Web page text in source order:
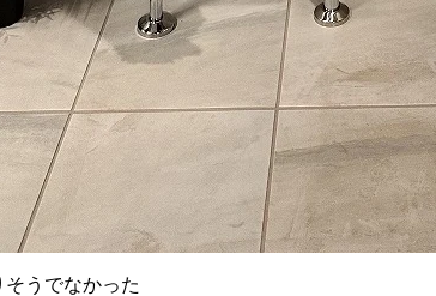
うでなかった